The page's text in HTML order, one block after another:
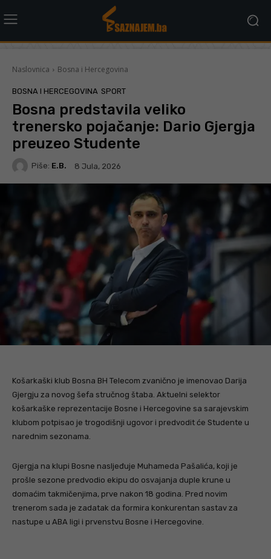
Naslovnica Bosna i Hercegovina
BOSNA I HERCEGOVINA SPORT
Bosna predstavila veliko
trenersko pojačanje: Dario Gjergja
preuzeo Studente
Piše: E.B. 8 Jula, 2026
Košarkaški klub Bosna BH Telecom zvanično je imenovao Darija
Gjergju za novog šefa stručnog štaba. Aktuelni selektor
košarkaške reprezentacije Bosne i Hercegovine sa sarajevskim
klubom potpisao je trogodišnji ugovor i predvodit će Studente u
narednim sezonama.
Gjergja na klupi Bosne nasljeđuje Muhameda Pašalića, koji je
prošle sezone predvodio ekipu do osvajanja duple krune u
domaćim takmičenjima, prve nakon 18 godina. Pred novim
trenerom sada je zadatak da formira konkurentan sastav za
nastupe u ABA ligi i prvenstvu Bosne i Hercegovine.